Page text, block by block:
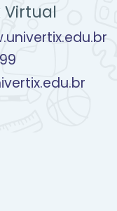
Virtual